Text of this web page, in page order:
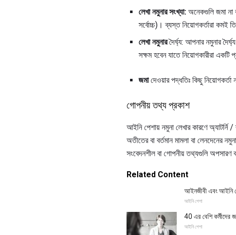
লেখা নমুনার সংখ্যা: অনেকগুলি জমা না
সর্বোচ্চ)। ব্যস্ত নিয়োগকর্তারা কমই
লেখা নমুনারদৈর্ঘ্য: আপনার নমুনার
সক্ষম হবেন যাতে নিয়োগকারীরা
জমাদেওয়ার পদ্ধতিঃ কিছু নিয়োগকর্তা
গোপনীয় তথ্য প্রকাশ
আইনি পেশায় নমুনা লেখার কারণে অ্যাটর্নি /
অতীতের বা বর্তমান মামলা বা লেনদেনের
সংবেদনশীল বা গোপনীয় তথ্যগুলি অপসারণ
Related Content
আইনজীবী এবং আইনি
আইনি পেশা
40 এর বেশি কর্মীদের
আইনি পেশা